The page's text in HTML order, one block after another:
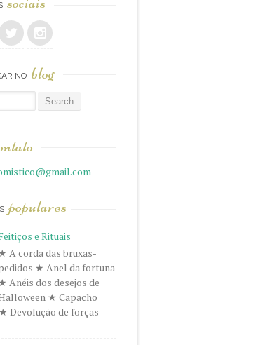
NO blog
populares
e Rituais
A corda das bruxas-
★ Anel da fortuna
Anéis dos desejos de
★ Capacho
Devolução de forças